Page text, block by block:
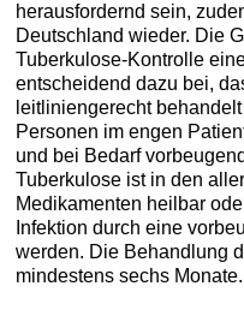
herausfordernd sein,
Deutschland wieder. Die
Tuberkulose-Kontrolle
entscheidend dazu bei,
leitliniengerecht
Personen im engen
und bei Bedarf
Tuberkulose ist in den
Medikamenten heilbar
Infektion durch eine
werden. Die Behandlung
mindestens sechs Monate.